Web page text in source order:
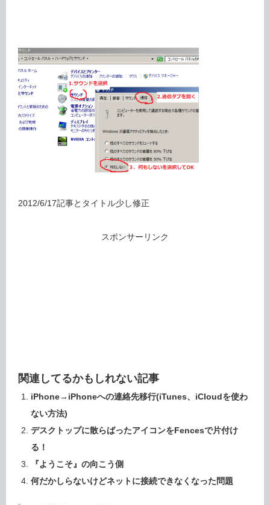
2012/6/17記事とタイトル少し修正
スポンサーリンク
関連してるかもしれない記事
iPhone→iPhoneへの連絡先移行(iTunes、iCloudを使わ
ない方法)
デスクトップに散らばったアイコンをFencesで片付け
る！
『ようこそ』の向こう側
何だかしらないけどネットに接続できなくなった問題